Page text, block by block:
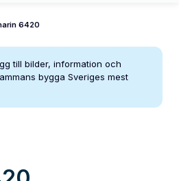
6420
till bilder, information och
bygga Sveriges mest